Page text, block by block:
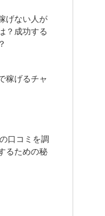
げない人が
？成功する
稼げるチャ
口コミを調
るための秘